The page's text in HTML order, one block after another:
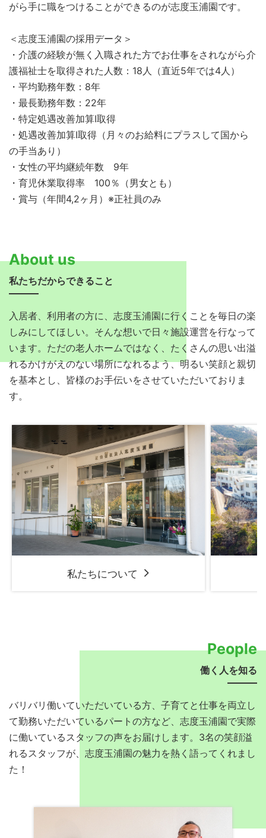
がら手に職をつけることができるのが志度玉浦園です。
＜志度玉浦園の採用データ＞
・介護の経験が無く入職された方でお仕事をされながら介
護福祉士を取得された人数：18人（直近5年では4人）
・平均勤務年数：8年
・最長勤務年数：22年
・特定処遇改善加算Ⅰ取得
・処遇改善加算Ⅰ取得（月々のお給料にプラスして国から
の手当あり）
・女性の平均継続年数 9年
・育児休業取得率 100％（男女とも）
・賞与（年間4,2ヶ月）※正社員のみ
About us
私たちだからできること
入居者、利用者の方に、志度玉浦園に行くことを毎日の楽
しみにしてほしい。そんな想いで日々施設運営を行なって
います。ただの老人ホームではなく、たくさんの思い出溢
れるかけがえのない場所になれるよう、明るい笑顔と親切
を基本とし、皆様のお手伝いをさせていただいておりま
す。
私たちについて
People
働く人を知る
バリバリ働いていただいている方、子育てと仕事を両立し
て勤務いただいているパートの方など、志度玉浦園で実際
に働いているスタッフの声をお届けします。3名の笑顔溢
れるスタッフが、志度玉浦園の魅力を熱く語ってくれまし
た！